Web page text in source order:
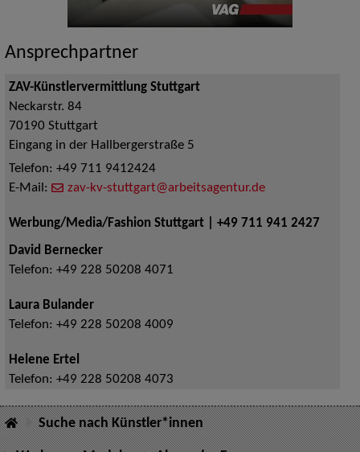
Ansprechpartner
ZAV-Künstlervermittlung Stuttgart
Neckarstr. 84
70190 Stuttgart
Eingang in der Hallbergerstraße 5
Telefon: +49 711 9412424
E-Mail:
zav-kv-stuttgart@arbeitsagentur.de
Werbung/Media/Fashion Stuttgart | +49 711 941 2427
David Bernecker
Telefon: +49 228 50208 4071
Laura Bulander
Telefon: +49 228 50208 4009
Helene Ertel
Telefon: +49 228 50208 4073
Suche nach Künstler*innen